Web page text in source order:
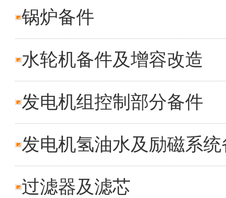
锅炉备件
水轮机备件及增容改造
发电机组控制部分备件
发电机氢油水及励磁系统
过滤器及滤芯